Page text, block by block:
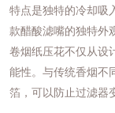
特点是独特的冷却吸
款醋酸滤嘴的独特外
卷烟纸压花不仅从设
能性。 与传统香烟不
箔，可以防止过滤器